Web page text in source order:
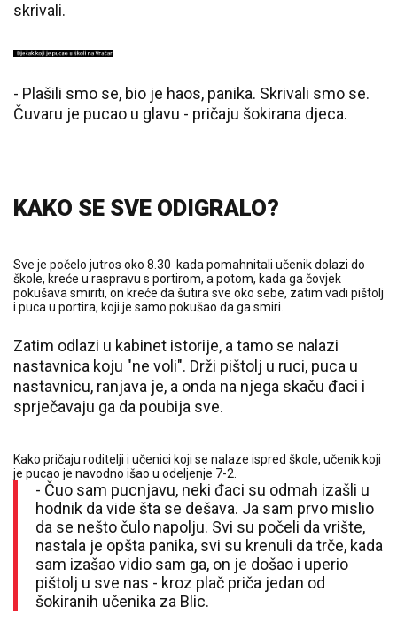
skrivali.
- Plašili smo se, bio je haos, panika. Skrivali smo se.
Čuvaru je pucao u glavu - pričaju šokirana djeca.
KAKO SE SVE ODIGRALO?
Sve je počelo jutros oko 8.30 kada pomahnitali učenik dolazi do
škole, kreće u raspravu s portirom, a potom, kada ga čovjek
pokušava smiriti, on kreće da šutira sve oko sebe, zatim vadi pištolj
i puca u portira, koji je samo pokušao da ga smiri.
Zatim odlazi u kabinet istorije, a tamo se nalazi
nastavnica koju "ne voli". Drži pištolj u ruci, puca u
nastavnicu, ranjava je, a onda na njega skaču đaci i
sprječavaju ga da poubija sve.
Kako pričaju roditelji i učenici koji se nalaze ispred škole, učenik koji
je pucao je navodno išao u odeljenje 7-2.
- Čuo sam pucnjavu, neki đaci su odmah izašli u
hodnik da vide šta se dešava. Ja sam prvo mislio
da se nešto čulo napolju. Svi su počeli da vrište,
nastala je opšta panika, svi su krenuli da trče, kada
sam izašao vidio sam ga, on je došao i uperio
pištolj u sve nas - kroz plač priča jedan od
šokiranih učenika za Blic.